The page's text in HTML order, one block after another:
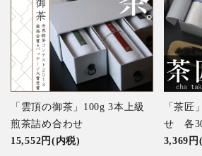
「雲頂の御茶」100g 3本上級
煎茶詰め合わせ
15,552円(内税)
「茶匠
せ 各
3,369円